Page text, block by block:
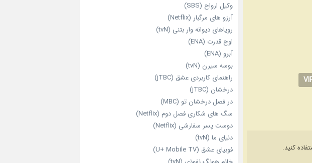
وکیل ارواح (SBS)
آرزو های مرگبار (Netflix)
رویاهای دیوانه‌ وار بتنی (tvN)
اوج قدرت (ENA)
آبرو (ENA)
بوسه سیرن (tvN)
راهنمای کاربردی عشق (jTBC)
درخشان (jTBC)
در فصل درخشان تو (MBC)
سگ های شکاری فصل دوم (Netflix)
دوست‌ پسر سفارشی (Netflix)
دنیای ما (tvN)
فوبیای عشق (U+ Mobile TV)